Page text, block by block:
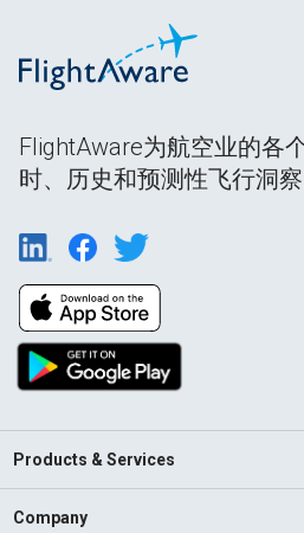
FlightAware为航空业的各
时、历史和预测性飞行洞察
Products & Services
Company